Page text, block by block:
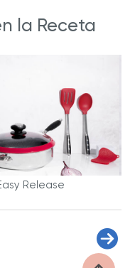
la Receta
Release